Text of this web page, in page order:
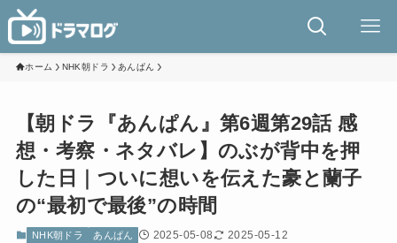
ホーム NHK朝ドラ あんぱん
【朝ドラ『あんぱん』第6週第29話 感
想・考察・ネタバレ】のぶが背中を押
した日｜ついに想いを伝えた豪と蘭子
の“最初で最後”の時間
NHK朝ドラ あんぱん 2025-05-08 2025-05-12